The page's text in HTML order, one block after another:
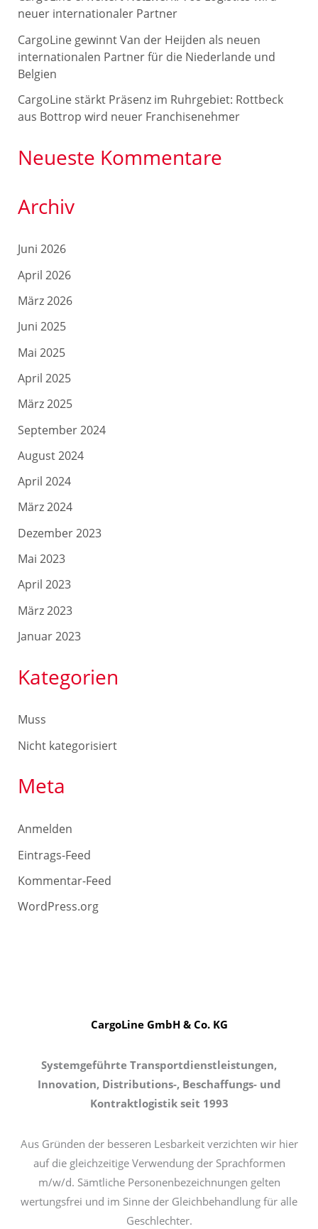
c
h
:
neuer internationaler Partner
CargoLine gewinnt Van der Heijden als neuen
internationalen Partner für die Niederlande und
Belgien
CargoLine stärkt Präsenz im Ruhrgebiet: Rottbeck
aus Bottrop wird neuer Franchisenehmer
Neueste Kommentare
Archiv
Juni 2026
April 2026
März 2026
Juni 2025
Mai 2025
April 2025
März 2025
September 2024
August 2024
April 2024
März 2024
Dezember 2023
Mai 2023
April 2023
März 2023
Januar 2023
Kategorien
Muss
Nicht kategorisiert
Meta
Anmelden
Eintrags-Feed
Kommentar-Feed
WordPress.org
CargoLine GmbH & Co. KG
Systemgeführte Transportdienstleistungen,
Innovation, Distributions-, Beschaffungs- und
Kontraktlogistik seit 1993
Aus Gründen der besseren Lesbarkeit verzichten wir hier
auf die gleichzeitige Verwendung der Sprachformen
m/w/d. Sämtliche Personenbezeichnungen gelten
wertungsfrei und im Sinne der Gleichbehandlung für alle
Geschlechter.